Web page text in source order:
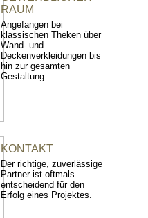
RAUM
Angefangen bei
klassischen Theken über
Wand- und
Deckenverkleidungen bis
hin zur gesamten
Gestaltung.
KONTAKT
Der richtige, zuverlässige
Partner ist oftmals
entscheidend für den
Erfolg eines Projektes.